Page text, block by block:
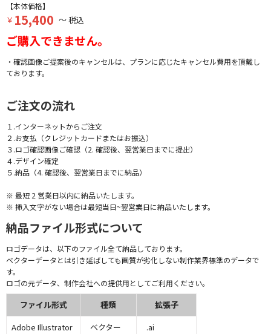
【本体価格】
￥ 15,400 ～ 税込
ご購入できません。
・確認画像ご提案後のキャンセルは、プランに応じたキャンセル費用を頂戴し
ております。
ご注文の流れ
１.インターネットからご注文
２.お支払（クレジットカードまたはお振込）
３.ロゴ確認画像ご確認（2. 確認後、翌営業日までに提出）
４.デザイン確定
５.納品（4. 確認後、翌営業日までに納品）
※ 最短 2 営業日以内に納品いたします。
※ 挿入文字がない場合は最短当日~翌営業日に納品いたします。
納品ファイル形式について
ロゴデータは、以下のファイル全て納品しております。
ベクターデータとは引き延ばしても画質が劣化しない制作業界標準のデータで
す。
ロゴの元データ、制作会社への提供用としてご利用ください。
ファイル形式 種類
拡張子
Adobe Illustrator
ベクター
.ai